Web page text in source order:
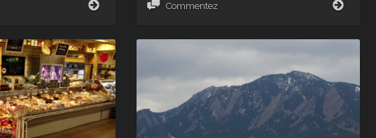
boulot
…
mais
pas
trop
quand
même
Commentez
Fort